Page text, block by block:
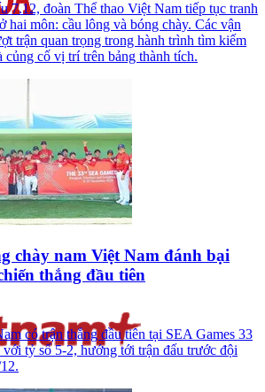
7.12, đoàn Thể thao Việt Nam tiếp tục tranh
hai môn: cầu lông và bóng chày. Các vận
trận quan trọng trong hành trình tìm kiếm
củng cố vị trí trên bảng thành tích.
chày nam Việt Nam đánh bại
thắng đầu tiên
có trận thắng đầu tiên tại SEA Games 33
tỷ số 5-2, hướng tới trận đấu trước đội